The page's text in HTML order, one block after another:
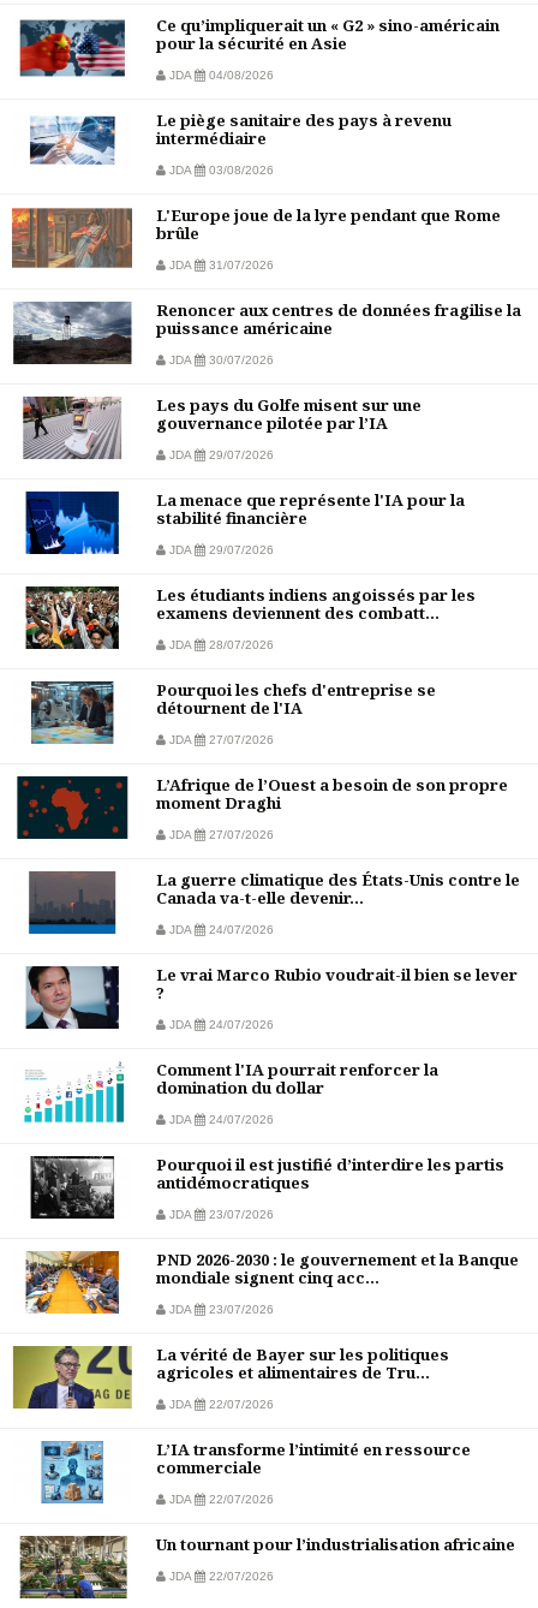
Ce qu’impliquerait un « G2 » sino-américain
pour la sécurité en Asie
JDA 04/08/2026
Le piège sanitaire des pays à revenu
intermédiaire
JDA 03/08/2026
L'Europe joue de la lyre pendant que Rome
brûle
JDA 31/07/2026
Renoncer aux centres de données fragilise la
puissance américaine
JDA 30/07/2026
Les pays du Golfe misent sur une
gouvernance pilotée par l’IA
JDA 29/07/2026
La menace que représente l'IA pour la
stabilité financière
JDA 29/07/2026
Les étudiants indiens angoissés par les
examens deviennent des combatt...
JDA 28/07/2026
Pourquoi les chefs d'entreprise se
détournent de l'IA
JDA 27/07/2026
L’Afrique de l’Ouest a besoin de son propre
moment Draghi
JDA 27/07/2026
La guerre climatique des États-Unis contre le
Canada va-t-elle devenir...
JDA 24/07/2026
Le vrai Marco Rubio voudrait-il bien se lever
?
JDA 24/07/2026
Comment l'IA pourrait renforcer la
domination du dollar
JDA 24/07/2026
Pourquoi il est justifié d’interdire les partis
antidémocratiques
JDA 23/07/2026
PND 2026-2030 : le gouvernement et la Banque
mondiale signent cinq acc...
JDA 23/07/2026
La vérité de Bayer sur les politiques
agricoles et alimentaires de Tru...
JDA 22/07/2026
L’IA transforme l’intimité en ressource
commerciale
JDA 22/07/2026
Un tournant pour l’industrialisation africaine
JDA 22/07/2026